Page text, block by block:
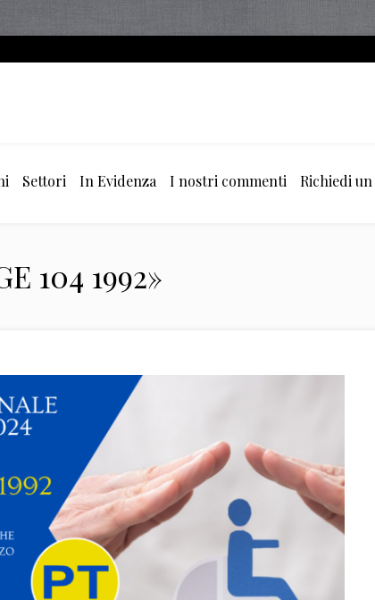
Settori In Evidenza I nostri commenti Richiedi
104 1992»